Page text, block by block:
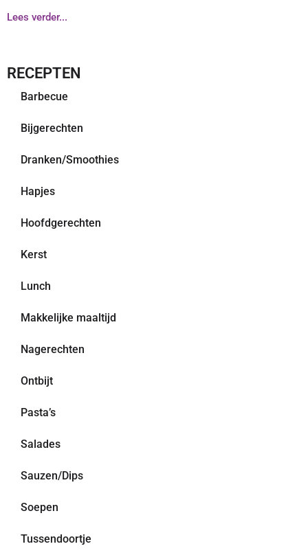
Lees verder...
RECEPTEN
Barbecue
Bijgerechten
Dranken/Smoothies
Hapjes
Hoofdgerechten
Kerst
Lunch
Makkelijke maaltijd
Nagerechten
Ontbijt
Pasta’s
Salades
Sauzen/Dips
Soepen
Tussendoortje